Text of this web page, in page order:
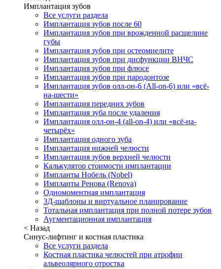
Имплантация зубов
Все услуги раздела
Имплантация зубов после 60
Имплантация зубов при врожденной расщелине
губы
Имплантация зубов при остеомиелите
Имплантация зубов при дисфункции ВНЧС
Имплантация зубов при флюсе
Имплантация зубов при пародонтозе
Имплантация зубов олл-он-6 (All-on-6) или «всё-
на-шести»
Имплантация передних зубов
Имплантация зуба после удаления
Имплантация олл-он-4 (all-on-4) или «всё-на-
четырёх»
Имплантация одного зуба
Имплантация нижней челюсти
Имплантация зубов верхней челюсти
Калькулятор стоимости имплантации
Импланты Нобель (Nobel)
Импланты Ренова (Renova)
Одномоментная имплантация
3Д-шаблоны и виртуальное планирование
Тотальная имплантация при полной потере зубов
Аугментационная имплантация
< Назад
Синус-лифтинг и костная пластика
Все услуги раздела
Костная пластика челюстей при атрофии
альвеолярного отростка